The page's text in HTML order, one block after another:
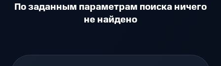
По заданным параметрам поиска ничего
не найдено